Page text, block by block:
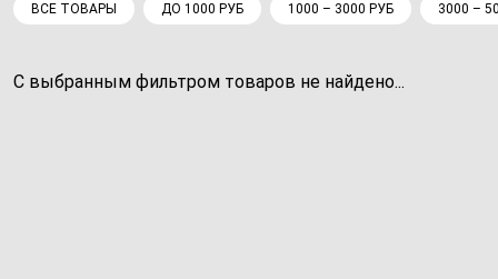
ВСЕ ТОВАРЫ ДО 1000 РУБ 1000 – 3000 РУБ 3000 –
С выбранным фильтром товаров не найдено...